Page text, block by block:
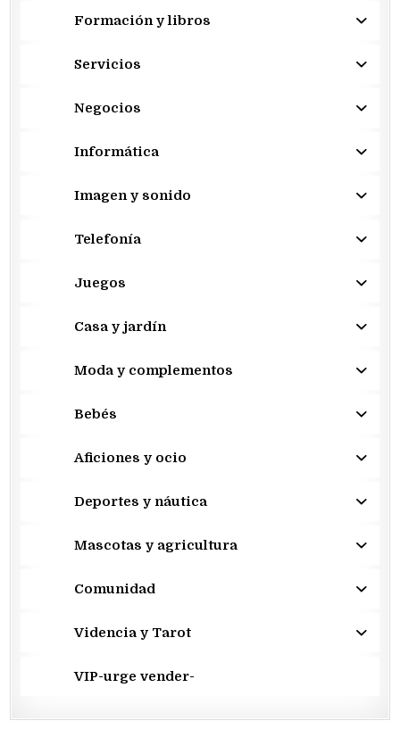
Formación y libros
Servicios
Negocios
Informática
Imagen y sonido
Telefonía
Juegos
Casa y jardín
Moda y complementos
Bebés
Aficiones y ocio
Deportes y náutica
Mascotas y agricultura
Comunidad
Videncia y Tarot
VIP-urge vender-